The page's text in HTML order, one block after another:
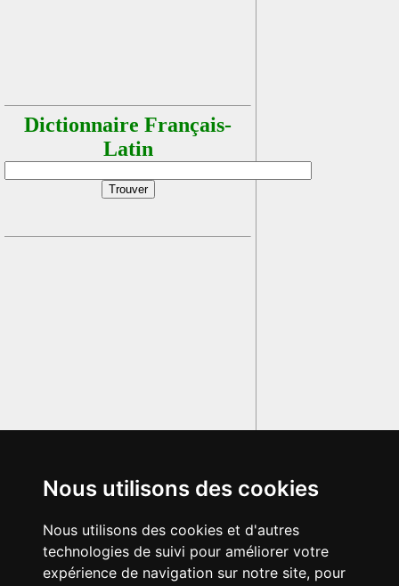
Nous utilisons des cookies
Nous utilisons des cookies et d'autres
technologies de suivi pour améliorer votre
expérience de navigation sur notre site, pour
Dictionnaire Français-
Latin